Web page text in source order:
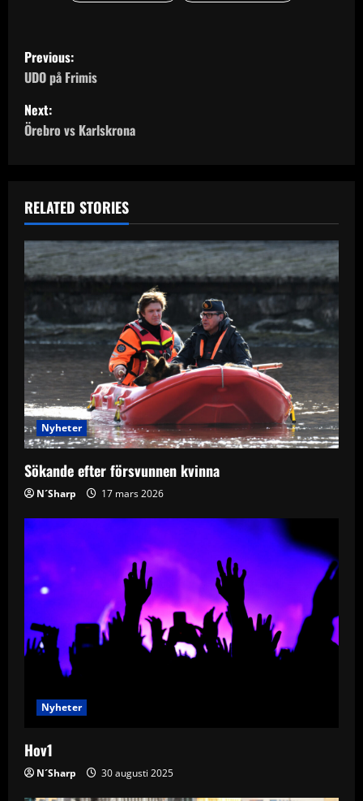
P
o
s
a
v
i
g
a
t
i
o
n
Previous:
UDO på Frimis
Next:
Örebro vs Karlskrona
RELATED STORIES
Nyheter
Sökande efter försvunnen kvinna
N´Sharp 17 mars 2026
Nyheter
Hov1
N´Sharp 30 augusti 2025